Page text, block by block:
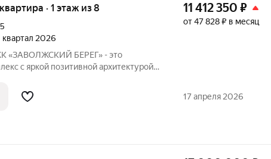
· 1 этаж из 8
квартал 2026
«ЗАВОЛЖСКИЙ БЕРЕГ» - это
с яркой позитивной архитектурой.
которые образуют три
11 412 350 ₽
от 47 828 ₽ в месяц
17 апреля 2026